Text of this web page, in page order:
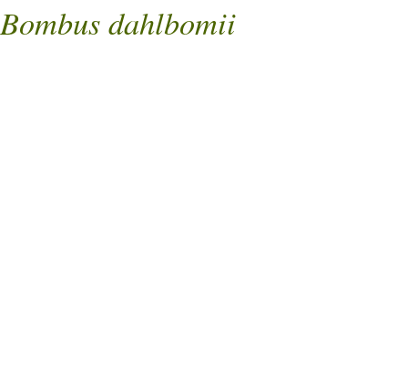
Bombus dahlbomii